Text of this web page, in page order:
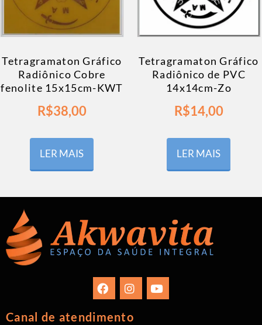
Tetragramaton Gráfico
Radiônico Cobre
fenolite 15x15cm-KWT
R$38,00
LER MAIS
Tetragramaton Gráfico
Radiônico de PVC
14x14cm-Zo
R$14,00
LER MAIS
Canal de atendimento